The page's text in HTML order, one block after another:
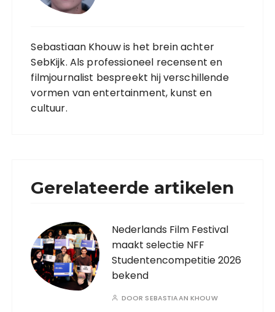
Sebastiaan Khouw is het brein achter
SebKijk. Als professioneel recensent en
filmjournalist bespreekt hij verschillende
vormen van entertainment, kunst en
cultuur.
Gerelateerde artikelen
Nederlands Film Festival
maakt selectie NFF
Studentencompetitie 2026
bekend
DOOR SEBASTIAAN KHOUW